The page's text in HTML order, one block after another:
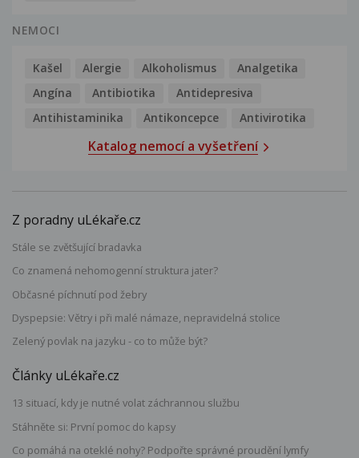
NEMOCI
Kašel Alergie Alkoholismus
Analgetika
Angína
Antibiotika
Antidepresiva
Antihistaminika
Antikoncepce Antivirotika
Katalog nemocí a vyšetření
Z poradny uLékaře.cz
Stále se zvětšující bradavka
Co znamená nehomogenní struktura jater?
Občasné píchnutí pod žebry
Dyspepsie: Větry i při malé námaze, nepravidelná stolice
Zelený povlak na jazyku - co to může být?
Články uLékaře.cz
13 situací, kdy je nutné volat záchrannou službu
Stáhněte si: První pomoc do kapsy
Co pomáhá na oteklé nohy? Podpořte správné proudění lymfy